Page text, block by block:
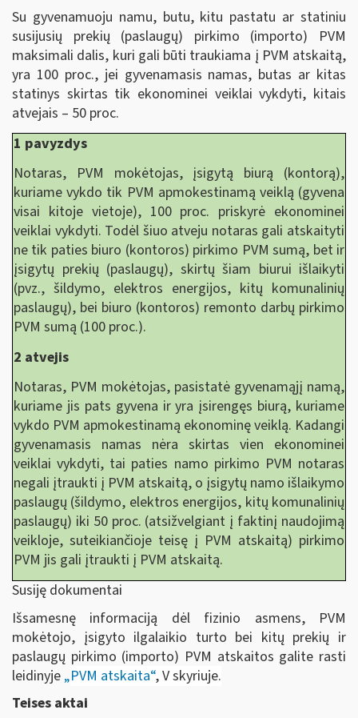
Su gyvenamuoju namu, butu, kitu pastatu ar statiniu
susijusių prekių (paslaugų) pirkimo (importo) PVM
maksimali dalis, kuri gali būti traukiama į PVM atskaitą,
yra 100 proc., jei gyvenamasis namas, butas ar kitas
statinys skirtas tik ekonominei veiklai vykdyti, kitais
atvejais – 50 proc.
1 pavyzdys
Notaras, PVM mokėtojas, įsigytą biurą (kontorą),
kuriame vykdo tik PVM apmokestinamą veiklą (gyvena
visai kitoje vietoje), 100 proc. priskyrė ekonominei
veiklai vykdyti. Todėl šiuo atveju notaras gali atskaityti
ne tik paties biuro (kontoros) pirkimo PVM sumą, bet ir
įsigytų prekių (paslaugų), skirtų šiam biurui išlaikyti
(pvz., šildymo, elektros energijos, kitų komunalinių
paslaugų), bei biuro (kontoros) remonto darbų pirkimo
PVM sumą (100 proc.).
2 atvejis
Notaras, PVM mokėtojas, pasistatė gyvenamąjį namą,
kuriame jis pats gyvena ir yra įsirengęs biurą, kuriame
vykdo PVM apmokestinamą ekonominę veiklą. Kadangi
gyvenamasis namas nėra skirtas vien ekonominei
veiklai vykdyti, tai paties namo pirkimo PVM notaras
negali įtraukti į PVM atskaitą, o įsigytų namo išlaikymo
paslaugų (šildymo, elektros energijos, kitų komunalinių
paslaugų) iki 50 proc. (atsižvelgiant į faktinį naudojimą
veikloje, suteikiančioje teisę į PVM atskaitą) pirkimo
PVM jis gali įtraukti į PVM atskaitą.
Susiję dokumentai
Išsamesnę informaciją dėl fizinio asmens, PVM
mokėtojo, įsigyto ilgalaikio turto bei kitų prekių ir
paslaugų pirkimo (importo) PVM atskaitos galite rasti
leidinyje „PVM atskaita“, V skyriuje.
Teises aktai